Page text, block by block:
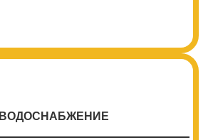
ВОДОСНАБЖЕНИЕ